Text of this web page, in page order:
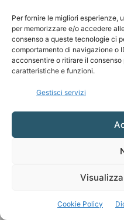
Per fornire le migliori esperienze,
per memorizzare e/o accedere
consenso a queste tecnologie ci
comportamento di navigazione o
acconsentire o ritirare il
caratteristiche e funzioni.
Gestisci servizi
Cookie Policy